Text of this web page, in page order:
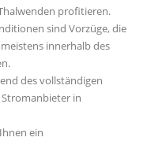
profitieren.
sind Vorzüge, die
innerhalb des
des vollständigen
Stromanbieter in
ein